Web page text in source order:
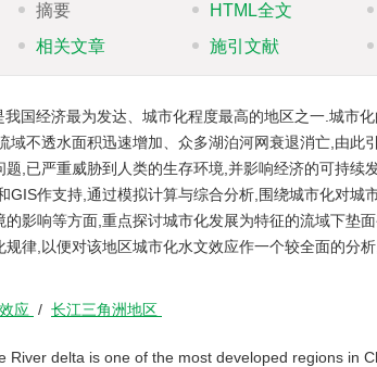
摘要 HTML全文
相关文章
施引文献
我国经济最为发达、城市化程度最高的地区之一.城市
域不透水面积迅速增加、众多湖泊河网衰退消亡,由此
,已严重威胁到人类的生存环境,并影响经济的可持续
GIS作支持,通过模拟计算与综合分析,围绕城市化对城
的影响等方面,重点探讨城市化发展为特征的流域下垫
律,以便对该地区城市化水文效应作一个较全面的分
应 / 长江三角洲地区
River delta is one of the most developed regions in